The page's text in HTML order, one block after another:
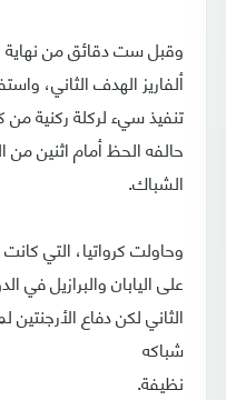
وقبل ست دقائق من
ألفاريز الهدف الثاني،
تنفيذ سيء لركلة ركنية
حالفه الحظ أمام اثنين
الشباك.
وحاولت كرواتيا، التي
على اليابان والبرازيل في
الثاني لكن دفاع
شباكه
نظيفة.